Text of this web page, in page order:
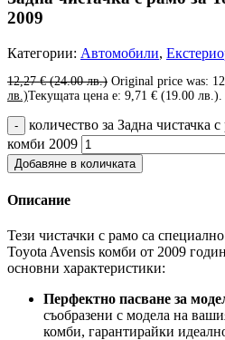
2009
Категории: Автомобили,
12,27€ (24.00 лв.) Original price was:
лв.)Текущата цена е: 9,71 € (19.00 лв.).
количество за Задна чистачка
комби 2009
Добавяне в количката
Описание
Тези чистачки с рамо са
Toyota Avensis комби от 2009
основни характеристики:
Перфектно пасване за
съобразени с модела на
комби, гарантирайки